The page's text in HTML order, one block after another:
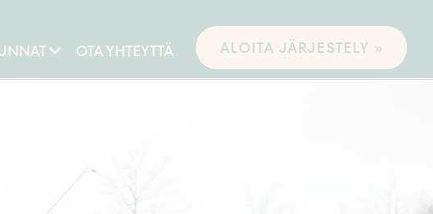
OTA YHTEYTTÄ ALOITA JÄRJESTELY »